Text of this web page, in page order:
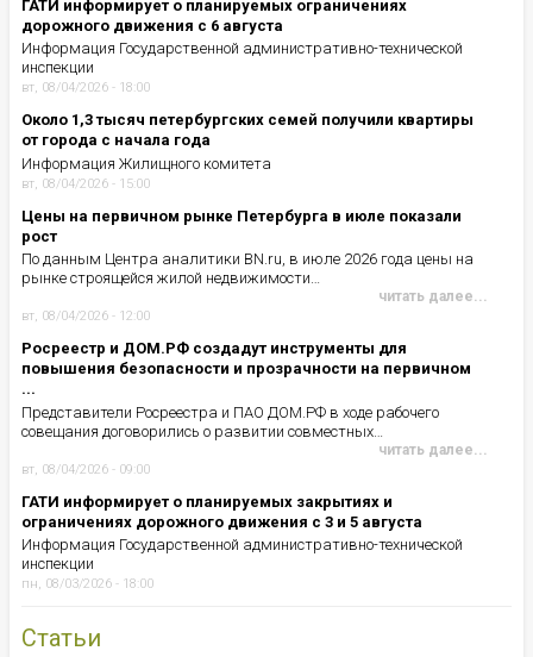
ГАТИ информирует о планируемых ограничениях
дорожного движения с 6 августа
Информация Государственной административно-технической
инспекции
вт, 08/04/2026 - 18:00
Около 1,3 тысяч петербургских семей получили квартиры
от города с начала года
Информация Жилищного комитета
вт, 08/04/2026 - 15:00
Цены на первичном рынке Петербурга в июле показали
рост
По данным Центра аналитики BN.ru, в июле 2026 года цены на
рынке строящейся жилой недвижимости…
читать далее...
вт, 08/04/2026 - 12:00
Росреестр и ДОМ.РФ создадут инструменты для
повышения безопасности и прозрачности на первичном
...
Представители Росреестра и ПАО ДОМ.РФ в ходе рабочего
совещания договорились о развитии совместных…
читать далее...
вт, 08/04/2026 - 09:00
ГАТИ информирует о планируемых закрытиях и
ограничениях дорожного движения с 3 и 5 августа
Информация Государственной административно-технической
инспекции
пн, 08/03/2026 - 18:00
Статьи